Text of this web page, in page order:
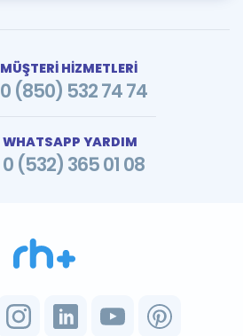
MÜŞTERİ HİZMETLERİ
0 (850) 532 74 74
WHATSAPP YARDIM
0 (532) 365 01 08